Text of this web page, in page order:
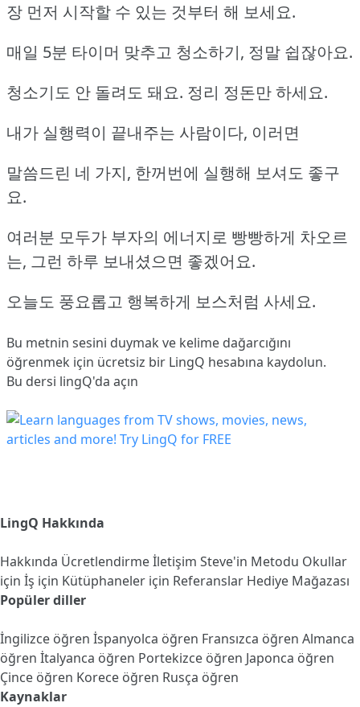
장 먼저 시작할 수 있는 것부터 해 보세요.
매일 5분 타이머 맞추고 청소하기, 정말 쉽잖아요.
청소기도 안 돌려도 돼요. 정리 정돈만 하세요.
내가 실행력이 끝내주는 사람이다, 이러면
말씀드린 네 가지, 한꺼번에 실행해 보셔도 좋구
요.
여러분 모두가 부자의 에너지로 빵빵하게 차오르
는, 그런 하루 보내셨으면 좋겠어요.
오늘도 풍요롭고 행복하게 보스처럼 사세요.
Bu metnin sesini duymak ve kelime dağarcığını
öğrenmek için ücretsiz bir LingQ hesabına kaydolun.
Bu dersi lingQ'da açın
LingQ Hakkında
Hakkında Ücretlendirmeİletişim Steve'in Metodu Okullar
için İş için Kütüphaneler için Referanslar Hediye Mağazası
Popüler diller
İngilizce öğren İspanyolca öğren Fransızca öğren Almanca
öğren İtalyanca öğren Portekizce öğren Japonca öğren
Çince öğren Korece öğren Rusça öğren
Kaynaklar